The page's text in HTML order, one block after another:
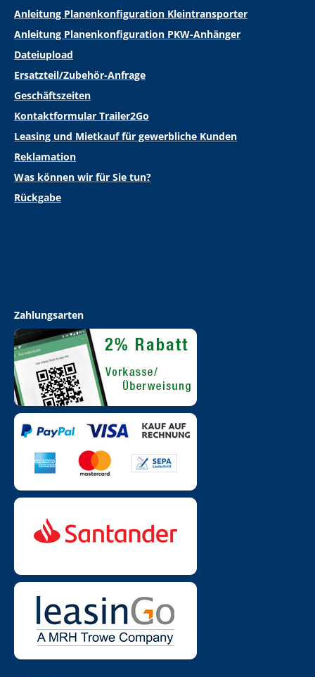
Anleitung Planenkonfiguration Kleintransporter
Anleitung Planenkonfiguration PKW-Anhänger
Dateiupload
Ersatzteil/Zubehör-Anfrage
Geschäftszeiten
Kontaktformular Trailer2Go
Leasing und Mietkauf für gewerbliche Kunden
Reklamation
Was können wir für Sie tun?
Rückgabe
Zahlungsarten